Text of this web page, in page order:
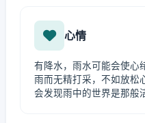
心情
有降水，雨水可能会使心
雨而无精打采，不如放松
会发现雨中的世界是那般